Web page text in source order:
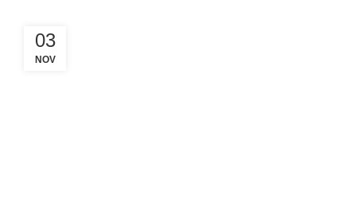
03
NOV